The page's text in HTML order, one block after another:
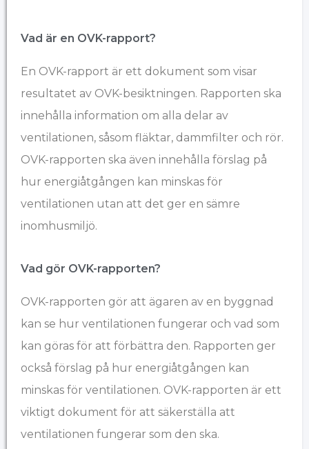
Vad är en OVK-rapport?
En OVK-rapport är ett dokument som visar
resultatet av OVK-besiktningen. Rapporten ska
innehålla information om alla delar av
ventilationen, såsom fläktar, dammfilter och rör.
OVK-rapporten ska även innehålla förslag på
hur energiåtgången kan minskas för
ventilationen utan att det ger en sämre
inomhusmiljö.
Vad gör OVK-rapporten?
OVK-rapporten gör att ägaren av en byggnad
kan se hur ventilationen fungerar och vad som
kan göras för att förbättra den. Rapporten ger
också förslag på hur energiåtgången kan
minskas för ventilationen. OVK-rapporten är ett
viktigt dokument för att säkerställa att
ventilationen fungerar som den ska.